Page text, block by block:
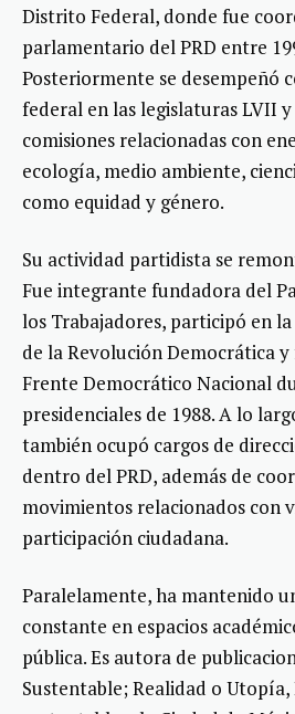
Distrito Federal, donde fue
parlamentario del PRD entre
Posteriormente se desempeñó
federal en las legislaturas LVII
comisiones relacionadas con
ecología, medio ambiente,
como equidad y género.
Su actividad partidista se
Fue integrante fundadora del
los Trabajadores, participó en
de la Revolución Democrática
Frente Democrático Nacional
presidenciales de 1988. A lo
también ocupó cargos de
dentro del PRD, además de
movimientos relacionados con
participación ciudadana.
Paralelamente, ha mantenido
constante en espacios
pública. Es autora de
Sustentable; Realidad o